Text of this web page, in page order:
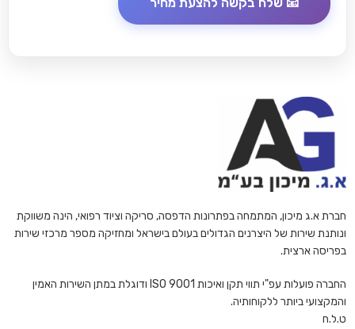
חברת א.ג מיכון, המתמחה בפתרונות הדפסה, סריקה וציוד רפואי, הינה משווקת
ונותנת שירות של היצרנים הגדולים בעולם בישראל ומחזיקה מספר מרכזי שירות
בפריסה ארצית.
החברה פועלות עפ"י תווי תקן ואיכות ISO 9001 ודוגלת במתן השירות האמין
והמקצועי ביותר ללקוחותיה.
ט.ל.ח